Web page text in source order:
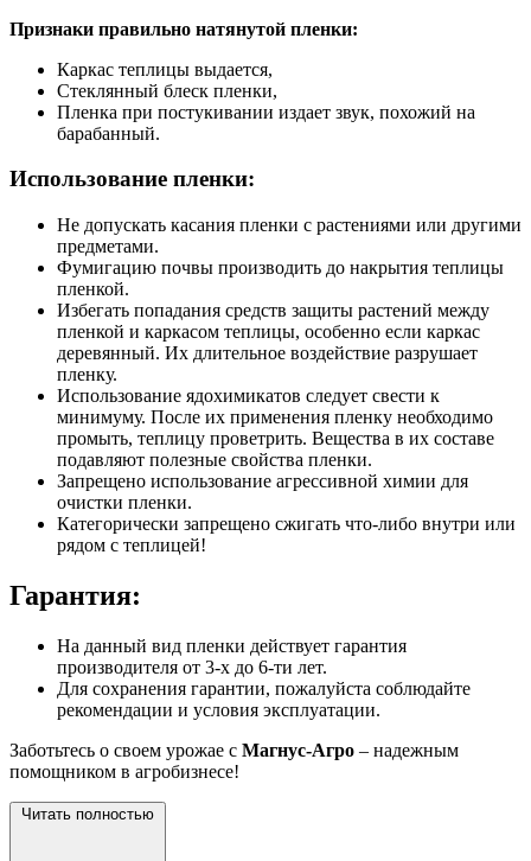
Признаки правильно натянутой пленки:
Каркас теплицы выдается,
Стеклянный блеск пленки,
Пленка при постукивании издает звук, похожий на
барабанный.
Использование пленки:
Не допускать касания пленки с растениями или другими
предметами.
Фумигацию почвы производить до накрытия теплицы
пленкой.
Избегать попадания средств защиты растений между
пленкой и каркасом теплицы, особенно если каркас
деревянный. Их длительное воздействие разрушает
пленку.
Использование ядохимикатов следует свести к
минимуму. После их применения пленку необходимо
промыть, теплицу проветрить. Вещества в их составе
подавляют полезные свойства пленки.
Запрещено использование агрессивной химии для
очистки пленки.
Категорически запрещено сжигать что-либо внутри или
рядом с теплицей!
Гарантия:
На данный вид пленки действует гарантия
производителя от 3-х до 6-ти лет.
Для сохранения гарантии, пожалуйста соблюдайте
рекомендации и условия эксплуатации.
Заботьтесь о своем урожае с Магнус-Агро – надежным
помощником в агробизнесе!
Читать полностью